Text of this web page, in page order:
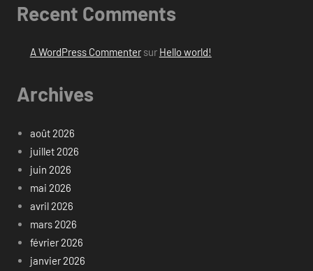
Recent Comments
A WordPress Commentersur Hello world!
Archives
août 2026
juillet 2026
juin 2026
mai 2026
avril 2026
mars 2026
février 2026
janvier 2026